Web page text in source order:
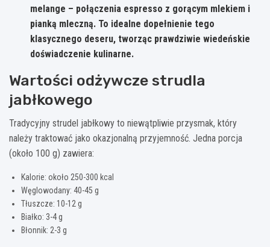
melange – połączenia espresso z gorącym mlekiem i
pianką mleczną. To idealne dopełnienie tego
klasycznego deseru, tworząc prawdziwie wiedeńskie
doświadczenie kulinarne.
Wartości odżywcze strudla
jabłkowego
Tradycyjny strudel jabłkowy to niewątpliwie przysmak, który
należy traktować jako okazjonalną przyjemność. Jedna porcja
(około 100 g) zawiera:
Kalorie: około 250-300 kcal
Węglowodany: 40-45 g
Tłuszcze: 10-12 g
Białko: 3-4 g
Błonnik: 2-3 g